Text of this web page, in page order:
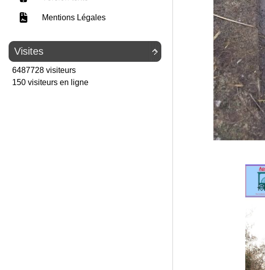
Mentions Légales

Visites
6487728 visiteurs
150 visiteurs en ligne